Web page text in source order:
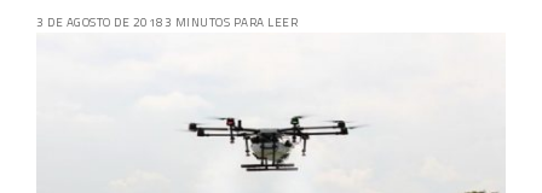
3 DE AGOSTO DE 2018 3 MINUTOS PARA LEER